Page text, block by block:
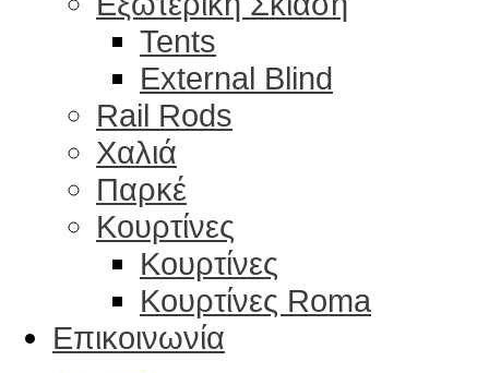
Tents
External Blind
Rail Rods
Χαλιά
Παρκέ
Κουρτίνες
Κουρτίνες
Κουρτίνες Roma
Επικοινωνία